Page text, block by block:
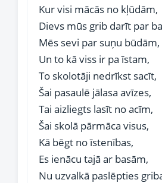
Kur visi mācās no kļūdām,
Dievs mūs grib darīt par
Mēs sevi par suņu būdām,
Un to kā viss ir pa īstam,
To skolotāji nedrīkst sacīt,
Šai pasaulē jālasa avīzes,
Tai aizliegts lasīt no acīm,
Šai skolā pārmāca visus,
Kā bēgt no īstenības,
Es ienācu tajā ar basām,
Nu uzvalkā paslēpties